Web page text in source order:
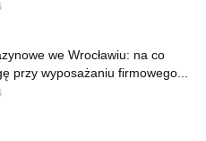
we Wrocławiu: na co
przy wyposażaniu firmowego...